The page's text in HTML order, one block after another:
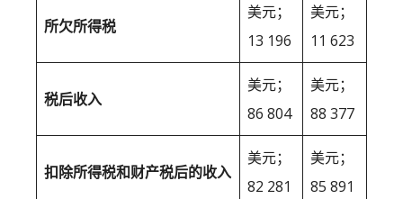
所欠所得税
美元；
13 196
美元；
11 623
税后收入
美元；
86 804
美元；
88 377
扣除所得税和财产税后的收入
美元；
82 281
美元；
85 891